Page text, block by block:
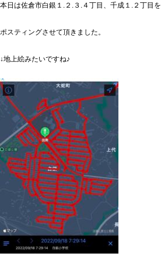
本日は佐倉市白銀１.２.３.４丁目、千成１.２丁目を
ポスティングさせて頂きました。
↓地上絵みたいですね♪